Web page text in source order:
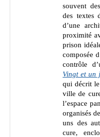
souvent
des textes
d’une
proximité
prison
composée
contrôle
Vingt et un
qui décrit le
ville de
l’espace
organisés
uns des
cure,